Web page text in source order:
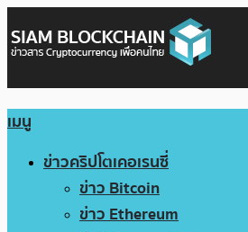
เมนู
ข่าวคริปโตเคอเรนซี่
ข่าว Bitcoin
ข่าว Ethereum